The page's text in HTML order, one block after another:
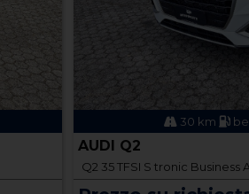
30 km
AUDI Q2
Q2 35 TFSI S tronic Business